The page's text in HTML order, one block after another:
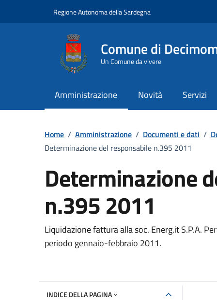
Regione Autonoma della Sardegna
Comune di
Un Comune da vivere
Amministrazione Novità Servizi
Home / Amministrazione / Documenti e dati /
Determinazione del responsabile n.395 2011
Determinazione
n.395 2011
Dettaglio del documento
Liquidazione fattura alla soc. Energ.it S.P.A.
periodo gennaio-febbraio 2011.
INDICE DELLA PAGINA